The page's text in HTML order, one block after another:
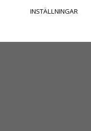
INSTÄLLNINGAR